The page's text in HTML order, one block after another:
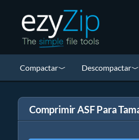
Compactar Descompactar
Comprimir ASF Para